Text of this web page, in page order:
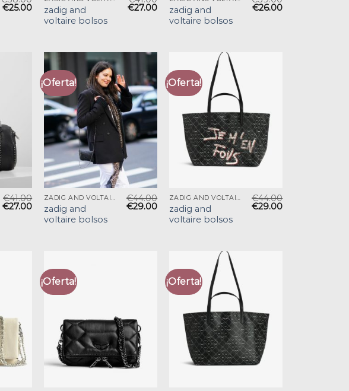
€25.00
zadig and
voltaire bolsos
€27.00
zadig and
voltaire bolsos
€26.00
€41.00
€27.00
¡Oferta!
ZADIG AND VOLTAIRE BOLSOS
zadig and
voltaire bolsos
€44.00
€29.00
¡Oferta!
ZADIG AND VOLTAIRE BOLSOS
zadig and
voltaire bolsos
€44.00
€29.00
¡Oferta! ¡Oferta!